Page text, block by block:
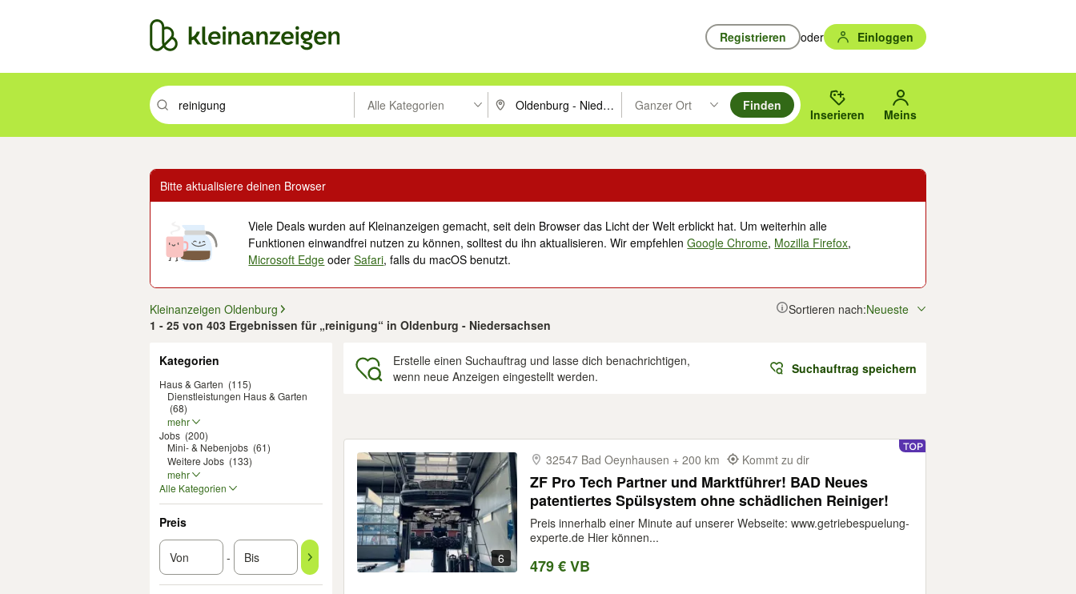
Registrieren oder Einloggen
Suchbegriff eingeben. Eingabetaste drücken um zu suchen, oder Vorschläge mit den Pfeiltasten nach oben/unten durchsuchen und mit Eingabetaste auswählen.
Alle Kategorien PLZ oder Ort eingeben. Eingabetaste drücken um zu suchen, oder Vorschläge mit den Pfeiltasten nach oben/
Ganzer Ort
Suche im Umkreis des gewählten Orts oder PLZ.
Finden
Inserieren Meins
Bitte aktualisiere deinen Browser
Viele Deals wurden auf Kleinanzeigen gemacht, seit dein Browser das Licht der Welt erblickt hat. Um weiterhin alle
Funktionen einwandfrei nutzen zu können, solltest du ihn aktualisieren. Wir empfehlenGoogle Chrome, Mozilla Firefox,
Microsoft Edge oderSafari, falls du macOS benutzt.
Kleinanzeigen Oldenburg
1 - 25 von 403 Ergebnissen für „reinigung“ in Oldenburg - Niedersachsen
Sortieren nach:Neueste
Kategorien
Haus & Garten (115)
Dienstleistungen Haus & Garten
(68)
mehr
Jobs (200)
Mini- & Nebenjobs (61)
Weitere Jobs (133)
mehr
Alle Kategorien
Preis
-
Erstelle einen Suchauftrag und lasse dich benachrichtigen,
wenn neue Anzeigen eingestellt werden.
Suchauftrag speichern
6
32547 Bad Oeynhausen + 200 km Kommt zu dir
ZF Pro Tech Partner und Marktführer! BAD Neues
patentiertes Spülsystem ohne schädlichen Reiniger!
Preis innerhalb einer Minute auf unserer Webseite: www.getriebespuelung-
experte.de Hier können...
479 € VB